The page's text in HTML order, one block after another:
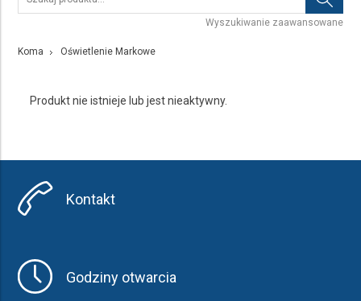
Wyszukiwanie zaawansowane
Koma Oświetlenie Markowe
Produkt nie istnieje lub jest nieaktywny.
Kontakt
Godziny otwarcia